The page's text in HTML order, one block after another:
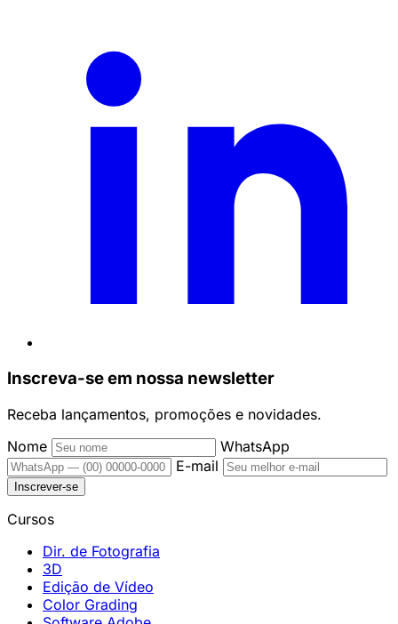
Inscreva-se em nossa newsletter
Receba lançamentos, promoções e novidades.
Nome
WhatsApp
E-mail
Inscrever-se
Cursos
Dir. de Fotografia
3D
Edição de Vídeo
Color Grading